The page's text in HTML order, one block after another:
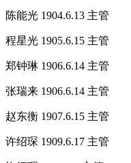
陈能光 1904.6.13 主管
程星光 1905.6.15 主管
郑钟琳 1906.6.14 主管
张瑞来 1906.6.14 主管
赵东衡 1907.6.15 主管
许绍琛 1909.6.17 主管